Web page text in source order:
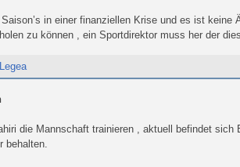
in einer finanziellen Krise und es ist keine
zu können , ein Sportdirektor muss her der
die Mannschaft trainieren , aktuell befindet
behalten.